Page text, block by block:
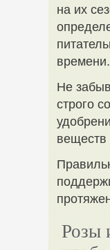
на их
времени.
Не
строго
веществ
Розы